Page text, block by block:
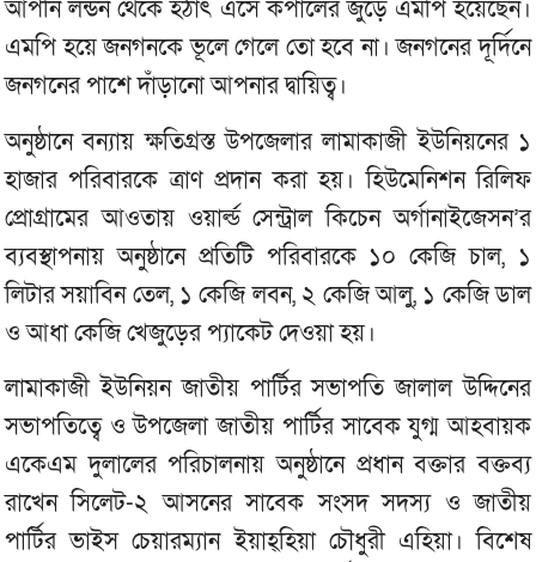
আপনি লন্ডন থেকে হঠাৎ এসে কপালের জুড়ে এমপি হয়েছেন।
এমপি হয়ে জনগনকে ভূলে গেলে তো হবে না। জনগনের দূর্দিনে
জনগনের পাশে দাঁড়ানো আপনার দ্বায়িত্ব।
অনুষ্ঠানে বন্যায় ক্ষতিগ্রস্ত উপজেলার লামাকাজী ইউনিয়নের ১
হাজার পরিবারকে ত্রাণ প্রদান করা হয়। হিউমেনিশন রিলিফ
প্রোগ্রামের আওতায় ওয়ার্ল্ড সেন্ট্রাল কিচেন অর্গানাইজেসন’র
ব্যবস্থাপনায় অনুষ্ঠানে প্রতিটি পরিবারকে ১০ কেজি চাল, ১
লিটার সয়াবিন তেল, ১ কেজি লবন, ২ কেজি আলু, ১ কেজি ডাল
ও আধা কেজি খেজুড়ের প্যাকেট দেওয়া হয়।
লামাকাজী ইউনিয়ন জাতীয় পার্টির সভাপতি জালাল উদ্দিনের
সভাপতিত্বে ও উপজেলা জাতীয় পার্টির সাবেক যুগ্ম আহবায়ক
একেএম দুলালের পরিচালনায় অনুষ্ঠানে প্রধান বক্তার বক্তব্য
রাখেন সিলেট-২ আসনের সাবেক সংসদ সদস্য ও জাতীয়
পার্টির ভাইস চেয়ারম্যান ইয়াহ্হিয়া চৌধুরী এহিয়া। বিশেষ